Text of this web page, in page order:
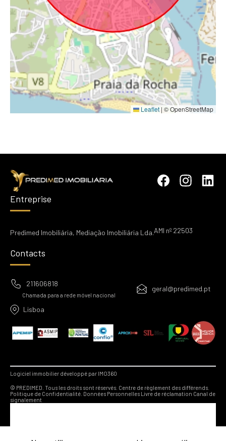
Leaflet | © OpenStreetMap
Entreprise
Predimed Imobiliária, Mediação Imobiliária Lda.AMI nº 22503
Contacts
211606818
Chamada para a rede móvel nacional
geral@predimed.pt
Lisboa
Logiciel immobilier développé par IMO360
© PREDIMED. Tous les droits sont réservés. Centre de règlement des différends.
Politique de Confidentialité. Données PersonnellesLivre de réclamation Canal de
signalement